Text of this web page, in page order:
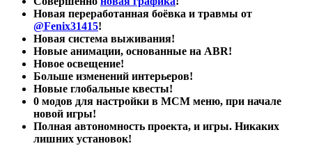
Новая переработанная боёвка и травмы от
@Fenix31415!
Новая система выживания!
Новые анимации, основанные на ABR!
Новое освещение!
Больше изменений интерьеров!
Новые глобальные квесты!
0 модов для настройки в МСМ меню, при начале
новой игры!
Полная автономность проекта, и игры. Никаких
лишних установок!